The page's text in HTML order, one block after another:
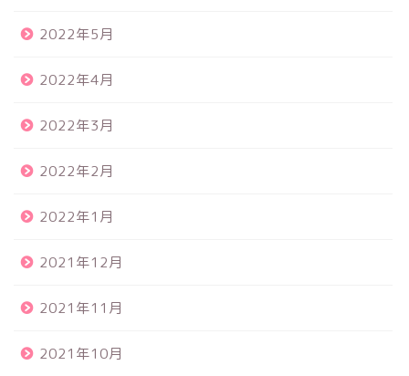
2022年5月
2022年4月
2022年3月
2022年2月
2022年1月
2021年12月
2021年11月
2021年10月